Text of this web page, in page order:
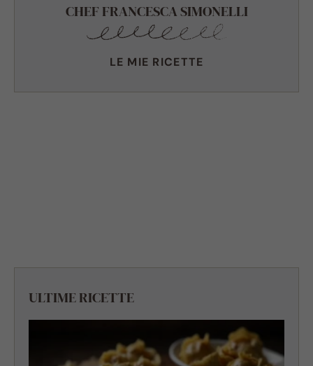
CHEF FRANCESCA SIMONELLI
LE MIE RICETTE
ULTIME RICETTE